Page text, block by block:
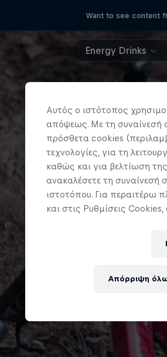
Want to see content
Energy Drinks
Αυτός ο ιστότοπος
απόψεως. Με τη συναίνεσή
πρόσθετα cookies
τεχνολογίες, για τη
καθώς και για βελτίωση
ανακαλέσετε τη συναίνεσή
ιστοτόπου. Για περαιτέρω
και στις Ρυθμίσεις
Απόρριψη